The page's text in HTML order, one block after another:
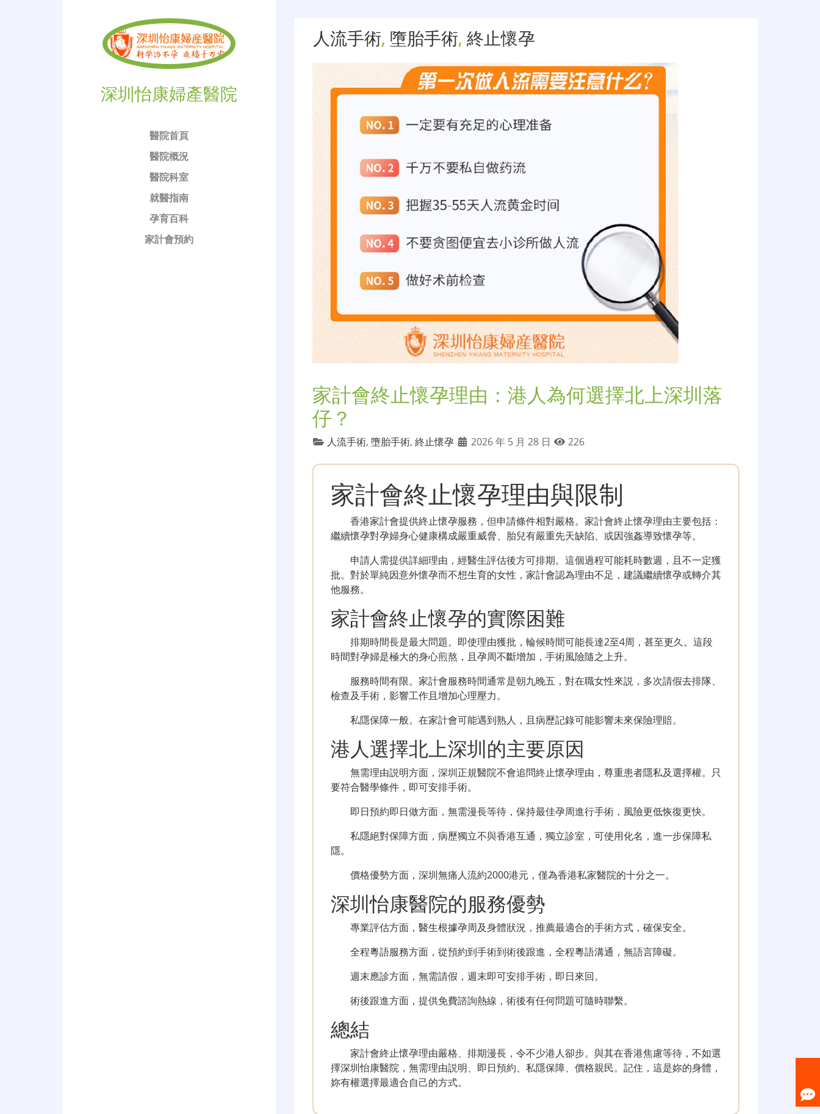
深圳怡康婦產醫院
醫院首頁
醫院概況
醫院科室
就醫指南
孕育百科
家計會預約
人流手術, 墮胎手術, 終止懷孕
家計會終止懷孕理由：港人為何選擇北上深圳落
仔？
人流手術, 墮胎手術, 終止懷孕 2026 年 5 月 28 日 226
家計會終止懷孕理由與限制
香港家計會提供終止懷孕服務，但申請條件相對嚴格。家計會終止懷孕理由主要包括：
繼續懷孕對孕婦身心健康構成嚴重威脅、胎兒有嚴重先天缺陷、或因強姦導致懷孕等。
申請人需提供詳細理由，經醫生評估後方可排期。這個過程可能耗時數週，且不一定獲
批。對於單純因意外懷孕而不想生育的女性，家計會認為理由不足，建議繼續懷孕或轉介其
他服務。
家計會終止懷孕的實際困難
排期時間長是最大問題。即使理由獲批，輪候時間可能長達2至4周，甚至更久。這段
時間對孕婦是極大的身心煎熬，且孕周不斷增加，手術風險隨之上升。
服務時間有限。家計會服務時間通常是朝九晚五，對在職女性來説，多次請假去排隊、
檢查及手術，影響工作且增加心理壓力。
私隱保障一般。在家計會可能遇到熟人，且病歷記錄可能影響未來保險理賠。
港人選擇北上深圳的主要原因
無需理由説明方面，深圳正規醫院不會追問終止懷孕理由，尊重患者隱私及選擇權。只
要符合醫學條件，即可安排手術。
即日預約即日做方面，無需漫長等待，保持最佳孕周進行手術，風險更低恢復更快。
私隱絕對保障方面，病歷獨立不與香港互通，獨立診室，可使用化名，進一步保障私
隱。
價格優勢方面，深圳無痛人流約2000港元，僅為香港私家醫院的十分之一。
深圳怡康醫院的服務優勢
專業評估方面，醫生根據孕周及身體狀況，推薦最適合的手術方式，確保安全。
全程粵語服務方面，從預約到手術到術後跟進，全程粵語溝通，無語言障礙。
週末應診方面，無需請假，週末即可安排手術，即日來回。
術後跟進方面，提供免費諮詢熱線，術後有任何問題可隨時聯繫。
總結
家計會終止懷孕理由嚴格、排期漫長，令不少港人卻步。與其在香港焦慮等待，不如選
擇深圳怡康醫院，無需理由説明、即日預約、私隱保障、價格親民。記住，這是妳的身體，
妳有權選擇最適合自己的方式。